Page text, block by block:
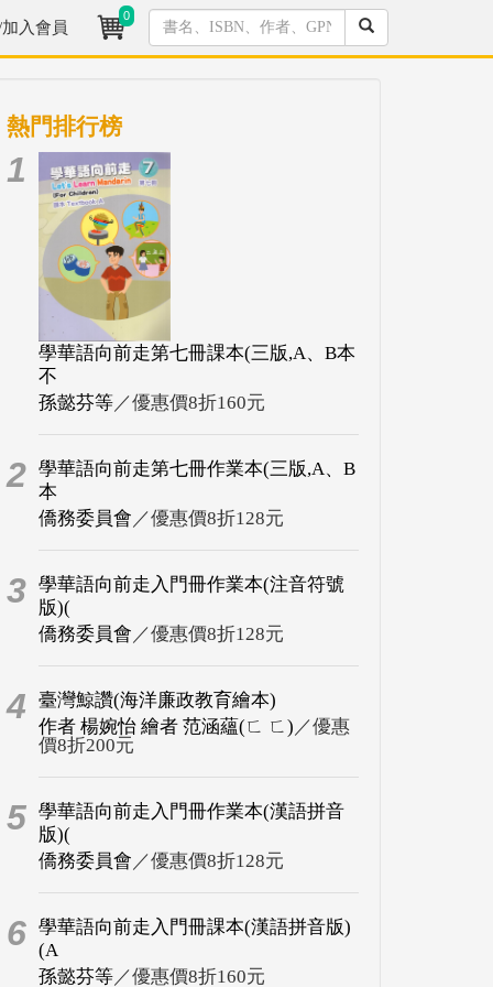
入會員
0
熱門排行榜
1
學華語向前走第七冊課本(三版,A、B本
不
孫懿芬等／優惠價8折160元
2 學華語向前走第七冊作業本(三版,A、B
本
僑務委員會 ／優惠價8折128元
3 學華語向前走入門冊作業本(注音符號
版)(
僑務委員會 ／優惠價8折128元
4
臺灣鯨讚(海洋廉政教育繪本)
作者 楊婉怡 繪者 范涵蘊(ㄈ ㄈ) ／優惠
價8折200元
5 學華語向前走入門冊作業本(漢語拼音
版)(
僑務委員會 ／優惠價8折128元
6 學華語向前走入門冊課本(漢語拼音版)
(A
孫懿芬等／優惠價8折160元